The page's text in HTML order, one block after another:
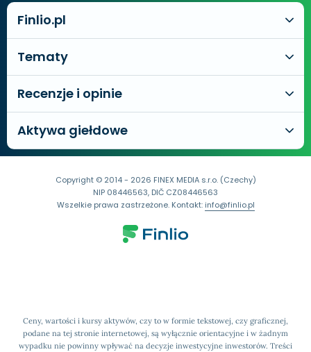
Finlio.pl
Tematy
Recenzje i opinie
Aktywa giełdowe
Ceny, wartości i kursy aktywów, czy to w formie tekstowej, czy graficznej,
podane na tej stronie internetowej, są wyłącznie orientacyjne i w żadnym
wypadku nie powinny wpływać na decyzje inwestycyjne inwestorów. Treści
Copyright © 2014 - 2026 FINEX MEDIA s.r.o. (Czechy)
NIP 08446563, DIČ CZ08446563
Wszelkie prawa zastrzeżone. Kontakt:info@finlio.pl